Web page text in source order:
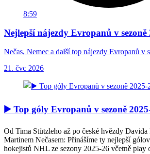
8:59
Nejlepší nájezdy Evropanů v sezoně
Nečas, Nemec a další top nájezdy Evropanů v
21. čvc 2026
▶️ Top góly Evropanů v sezoně
Od Tima Stützleho až po české hvězdy Davida
Martinem Nečasem: Přinášíme ty nejlepší
hokejistů NHL ze sezony 2025-26 včetně play